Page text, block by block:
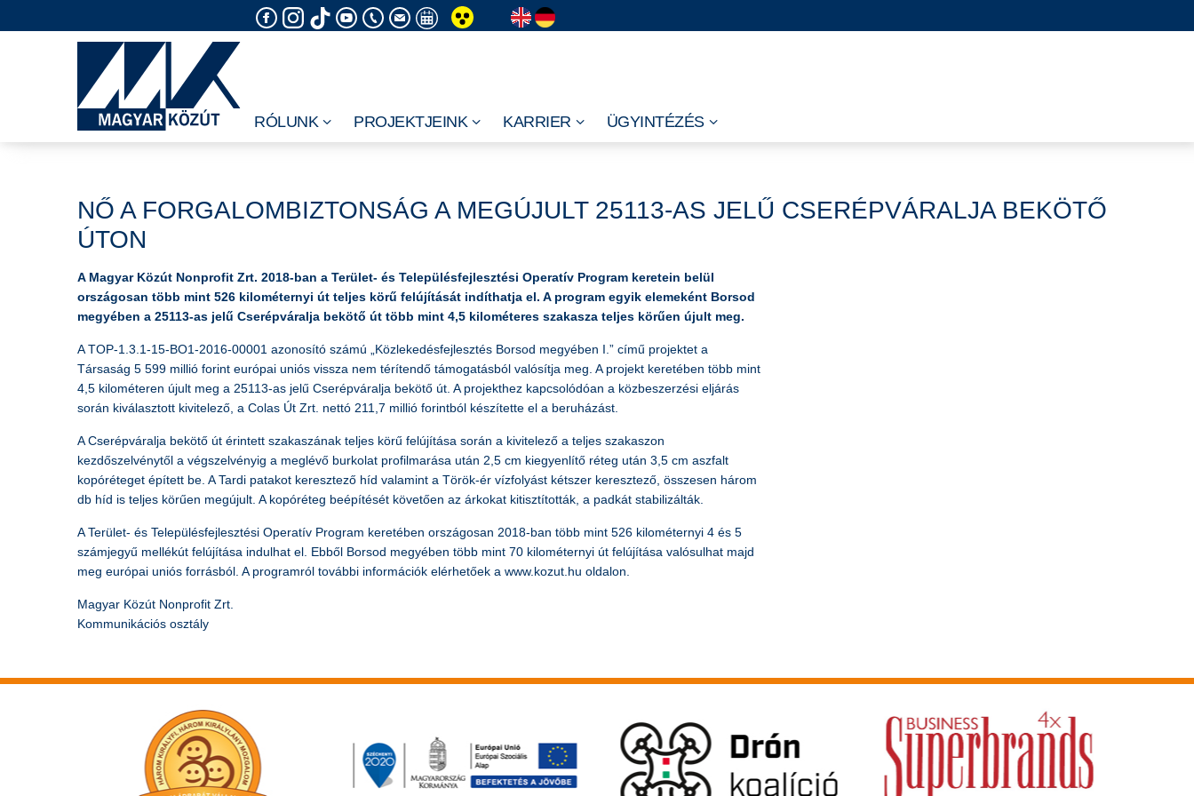
to
RÓLUNK PROJEKTJEINK KARRIER ÜGYINTÉZÉS
NŐ A FORGALOMBIZTONSÁG A MEGÚJULT 25113-AS JELŰ CSERÉPVÁRALJA BEKÖTŐ
ÚTON
A Magyar Közút Nonprofit Zrt. 2018-ban a Terület- és Településfejlesztési Operatív Program keretein belül
országosan több mint 526 kilométernyi út teljes körű felújítását indíthatja el. A program egyik elemeként Borsod
megyében a 25113-as jelű Cserépváralja bekötő út több mint 4,5 kilométeres szakasza teljes körűen újult meg.
A TOP-1.3.1-15-BO1-2016-00001 azonosító számú „Közlekedésfejlesztés Borsod megyében I.” című projektet a
Társaság 5 599 millió forint európai uniós vissza nem térítendő támogatásból valósítja meg. A projekt keretében több mint
4,5 kilométeren újult meg a 25113-as jelű Cserépváralja bekötő út. A projekthez kapcsolódóan a közbeszerzési eljárás
során kiválasztott kivitelező, a Colas Út Zrt. nettó 211,7 millió forintból készítette el a beruházást.
A Cserépváralja bekötő út érintett szakaszának teljes körű felújítása során a kivitelező a teljes szakaszon
kezdőszelvénytől a végszelvényig a meglévő burkolat profilmarása után 2,5 cm kiegyenlítő réteg után 3,5 cm aszfalt
kopóréteget épített be. A Tardi patakot keresztező híd valamint a Török-ér vízfolyást kétszer keresztező, összesen három
db híd is teljes körűen megújult. A kopóréteg beépítését követően az árkokat kitisztították, a padkát stabilizálták.
A Terület- és Településfejlesztési Operatív Program keretében országosan 2018-ban több mint 526 kilométernyi 4 és 5
számjegyű mellékút felújítása indulhat el. Ebből Borsod megyében több mint 70 kilométernyi út felújítása valósulhat majd
meg európai uniós forrásból. A programról további információk elérhetőek a www.kozut.hu oldalon.
Magyar Közút Nonprofit Zrt.
Kommunikációs osztály